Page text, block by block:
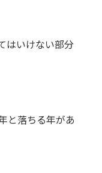
はいけない部分
と落ちる年があ